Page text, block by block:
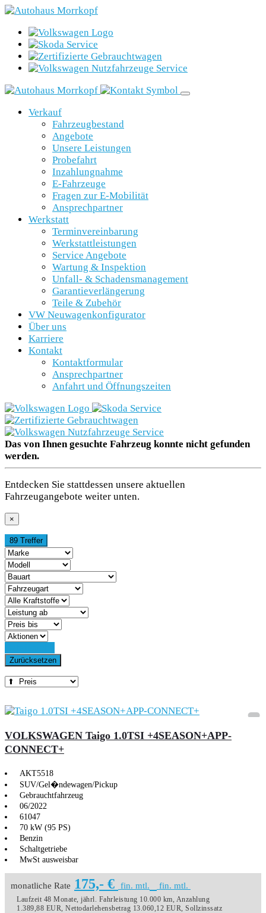
Verkauf
Fahrzeugbestand
Angebote
Unsere Leistungen
Probefahrt
Inzahlungnahme
E-Fahrzeuge
Fragen zur E-Mobilität
Ansprechpartner
Werkstatt
Terminvereinbarung
Werkstattleistungen
Service Angebote
Wartung & Inspektion
Unfall- & Schadensmanagement
Garantieverlängerung
Teile & Zubehör
VW Neuwagenkonfigurator
Über uns
Karriere
Kontakt
Kontaktformular
Ansprechpartner
Anfahrt und Öffnungszeiten
Das von Ihnen gesuchte Fahrzeug konnte nicht gefunden
werden.
Entdecken Sie stattdessen unsere aktuellen
Fahrzeugangebote weiter unten.
×
89 Treffer
Zurücksetzen
VOLKSWAGEN Taigo 1.0TSI +4SEASON+APP-
CONNECT+
AKT5518
SUV/Gel�ndewagen/Pickup
Gebrauchtfahrzeug
06/2022
61047
70 kW (95 PS)
Benzin
Schaltgetriebe
MwSt ausweisbar
monatliche Rate 175,- € fin. mtl. fin. mtl.
Laufzeit 48 Monate, jährl. Fahrleistung 10.000 km, Anzahlung
1.389,88 EUR, Nettodarlehensbetrag 13.060,12 EUR, Sollzinssatz